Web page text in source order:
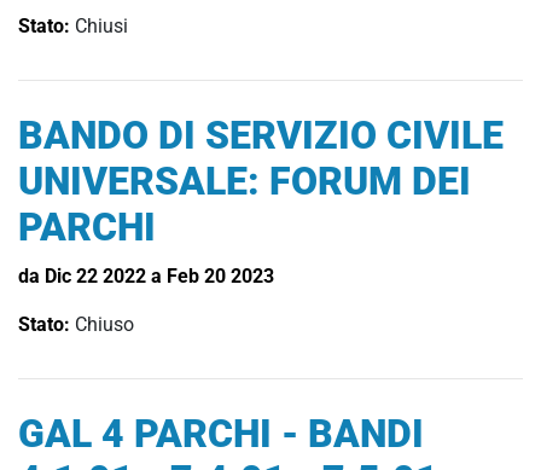
Stato: Chiusi
BANDO DI SERVIZIO CIVILE
UNIVERSALE: FORUM DEI
PARCHI
da Dic 22 2022 a Feb 20 2023
Stato: Chiuso
GAL 4 PARCHI - BANDI